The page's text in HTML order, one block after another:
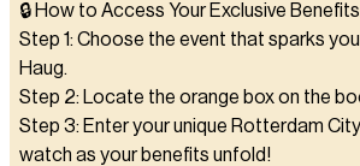
🔒 How to Access Your Exclusive
Step 1: Choose the event that sparks
Haug.
Step 2: Locate the orange box on the
Step 3: Enter your unique Rotterdam
watch as your benefits unfold!